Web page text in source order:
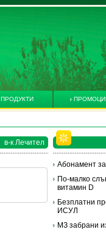
ПРОДУКТИ
в-к Лечител
Абонамент
По-малко
витамин D
Безплатни
ИСУЛ
МЗ забрани